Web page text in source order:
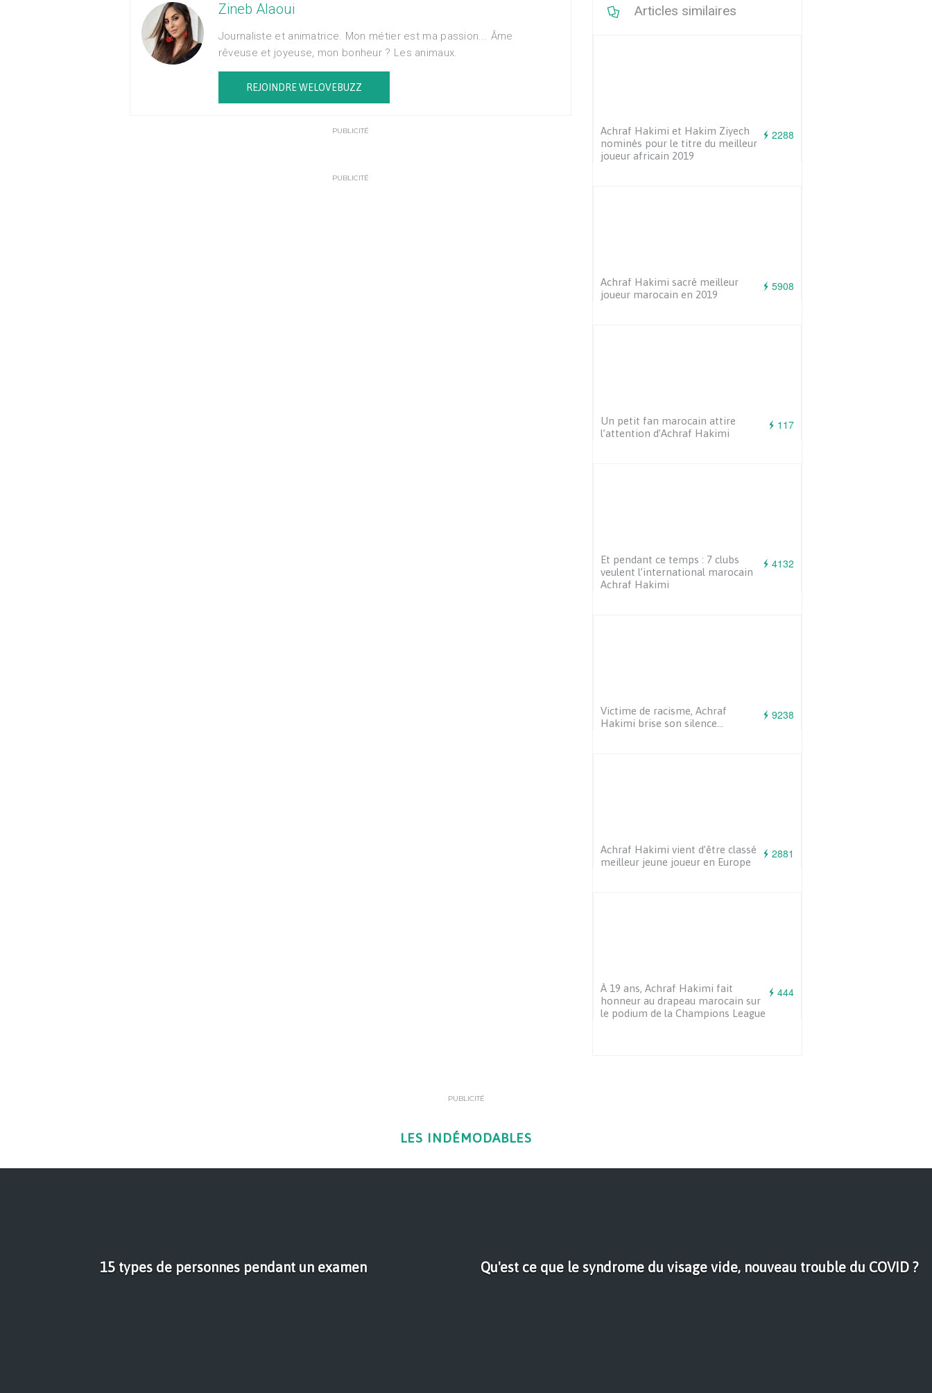
Zineb Alaoui
Journaliste et animatrice. Mon métier est ma passion... Âme
rêveuse et joyeuse, mon bonheur ? Les animaux.
REJOINDRE WELOVEBUZZ
PUBLICITÉ
PUBLICITÉ
Articles similaires
2288
Achraf Hakimi et Hakim Ziyech
nominés pour le titre du meilleur
joueur africain 2019
5908
Achraf Hakimi sacré meilleur
joueur marocain en 2019
117
Un petit fan marocain attire
l’attention d’Achraf Hakimi
4132
Et pendant ce temps : 7 clubs
veulent l’international marocain
Achraf Hakimi
9238
Victime de racisme, Achraf
Hakimi brise son silence…
2881
Achraf Hakimi vient d’être classé
meilleur jeune joueur en Europe
444
À 19 ans, Achraf Hakimi fait
honneur au drapeau marocain sur
le podium de la Champions League
PUBLICITÉ
LES INDÉMODABLES
15 types de personnes pendant un examen Qu'est ce que le syndrome du visage vide, nouveau trouble du COVID ?